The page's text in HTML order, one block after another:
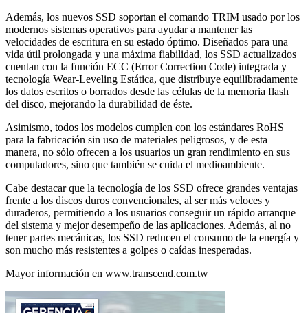
Además, los nuevos SSD soportan el comando TRIM usado por los
modernos sistemas operativos para ayudar a mantener las
velocidades de escritura en su estado óptimo. Diseñados para una
vida útil prolongada y una máxima fiabilidad, los SSD actualizados
cuentan con la función ECC (Error Correction Code) integrada y
tecnología Wear-Leveling Estática, que distribuye equilibradamente
los datos escritos o borrados desde las células de la memoria flash
del disco, mejorando la durabilidad de éste.
Asimismo, todos los modelos cumplen con los estándares RoHS
para la fabricación sin uso de materiales peligrosos, y de esta
manera, no sólo ofrecen a los usuarios un gran rendimiento en sus
computadores, sino que también se cuida el medioambiente.
Cabe destacar que la tecnología de los SSD ofrece grandes ventajas
frente a los discos duros convencionales, al ser más veloces y
duraderos, permitiendo a los usuarios conseguir un rápido arranque
del sistema y mejor desempeño de las aplicaciones. Además, al no
tener partes mecánicas, los SSD reducen el consumo de la energía y
son mucho más resistentes a golpes o caídas inesperadas.
Mayor información en www.transcend.com.tw